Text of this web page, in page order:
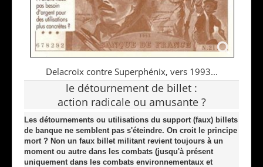
Delacroix contre Superphénix, vers 1993...
le détournement de billet :
action radicale ou amusante ?
Les détournements ou utilisations du support (faux) billets
de banque ne semblent pas s'éteindre. On croit le principe
mort ? Non un faux billet militant revient toujours à un
moment ou autre dans les combats (jusqu'à présent
uniquement dans les combats environnementaux et